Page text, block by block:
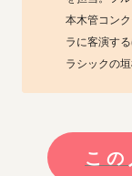
本木管コン
ラに客演す
ラシックの
こ